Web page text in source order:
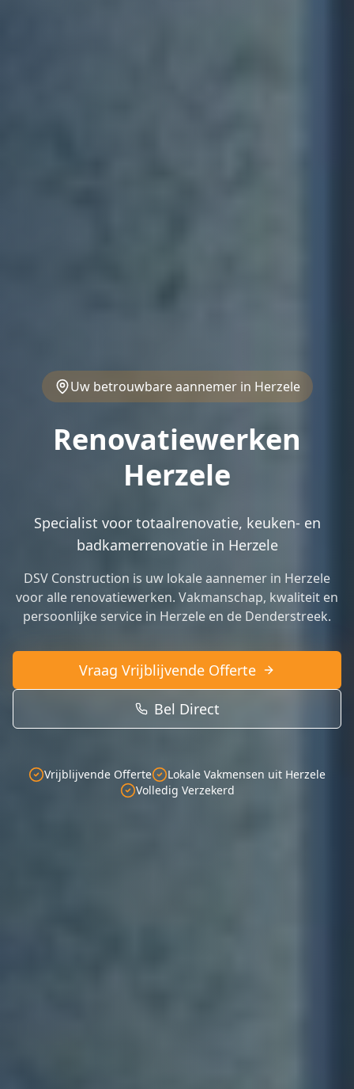
Uw betrouwbare aannemer in Herzele
Renovatiewerken
Herzele
Specialist voor totaalrenovatie, keuken- en
badkamerrenovatie in Herzele
DSV Construction is uw lokale aannemer in Herzele
voor alle renovatiewerken. Vakmanschap, kwaliteit en
persoonlijke service in Herzele en de Denderstreek.
Vraag Vrijblijvende Offerte
Bel Direct
Vrijblijvende Offerte
Lokale Vakmensen uit Herzele
Volledig Verzekerd